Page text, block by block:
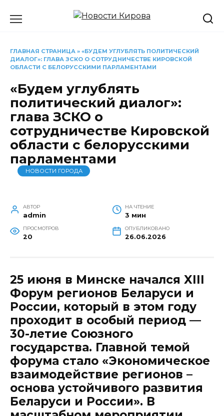
ГЛАВНАЯ СТРАНИЦА » «БУДЕМ УГЛУБЛЯТЬ ПОЛИТИЧЕСКИЙ
ДИАЛОГ»: ГЛАВА ЗСКО О СОТРУДНИЧЕСТВЕ КИРОВСКОЙ
ОБЛАСТИ С БЕЛОРУССКИМИ ПАРЛАМЕНТАМИ
«Будем углублять
политический диалог»:
глава ЗСКО о
сотрудничестве Кировской
области с белорусскими
парламентами
НОВОСТИ ГОРОДА
АВТОР
admin
НА ЧТЕНИЕ
3 мин
ПРОСМОТРОВ
20
ОПУБЛИКОВАНО
26.06.2026
25 июня в Минске начался XIII
Форум регионов Беларуси и
России, который в этом году
проходит в особый период —
30-летие Союзного
государства. Главной темой
форума стало «Экономическое
взаимодействие регионов –
основа устойчивого развития
Беларуси и России». В